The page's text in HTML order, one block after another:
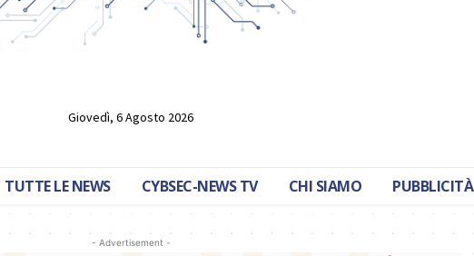
Giovedì, 6 Agosto 2026
TUTTE LE NEWS CYBSEC-NEWS TV CHI SIAMO PUBBLICITÀ
- Advertisement -